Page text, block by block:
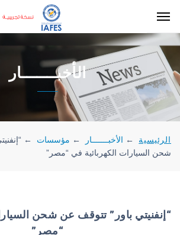
الأخبـــــــار
الرئيسية ← الأخبـــــــار ← مؤسسات ←
شحن السيارات الكهربائية في “مصر”
“إنفنيتي باور” تتوقف عن شحن
“مصر”